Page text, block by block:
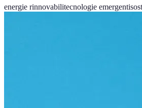
energie rinnovabilitecnologie emergenti